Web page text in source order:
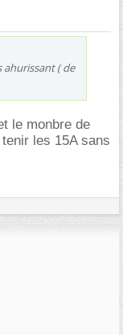
ahurissant ( de
le monbre de
les 15A sans